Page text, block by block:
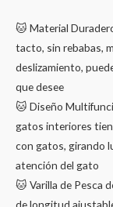
🐱 Material
tacto, sin rebabas,
deslizamiento,
que desee
🐱 Diseño
gatos interiores
con gatos, girando
atención del gato
🐱 Varilla de Pesca
de longitud